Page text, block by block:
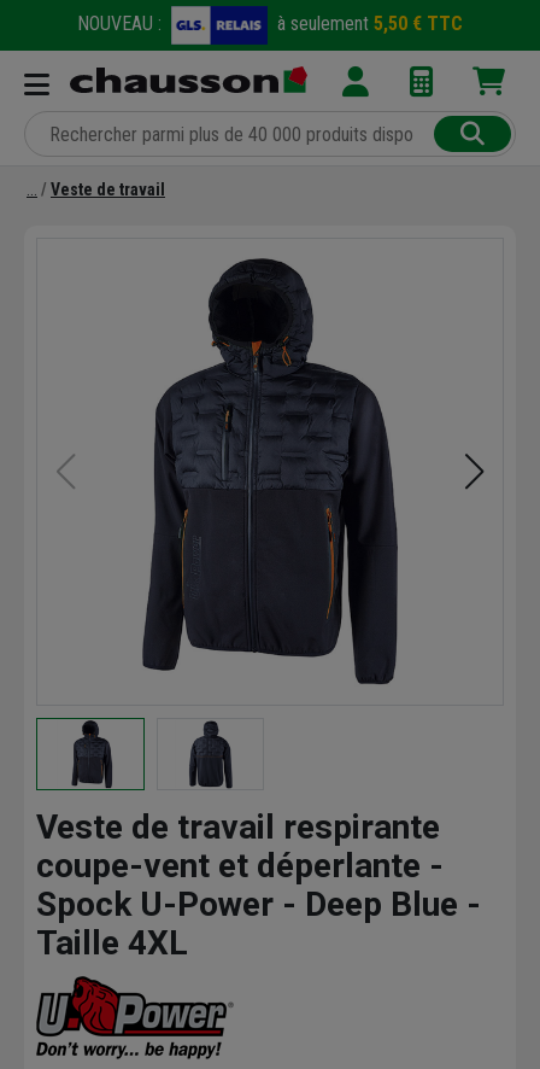
NOUVEAU : à seulement 5,50 € TTC
Veste de travail
Veste de travail respirante
coupe-vent et déperlante -
Spock U-Power - Deep Blue -
Taille 4XL